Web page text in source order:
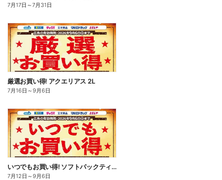
7月17日 ～7月31日
厳選お買い得! アクエリアス 2L
7月16日 ～9月6日
いつでもお買い得! ソフトパックティッシュ
7月12日 ～9月6日